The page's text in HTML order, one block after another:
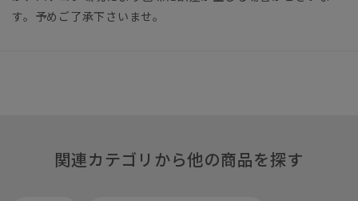
す。予めご了承下さいませ。
関連カテゴリから他の商品を探す